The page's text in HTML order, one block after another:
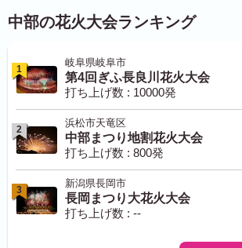
中部の花火大会ランキング
1
岐阜県岐阜市
第4回ぎふ長良川花火大会
打ち上げ数 : 10000発
2
浜松市天竜区
中部まつり地割花火大会
打ち上げ数 : 800発
3
新潟県長岡市
長岡まつり大花火大会
打ち上げ数 : --